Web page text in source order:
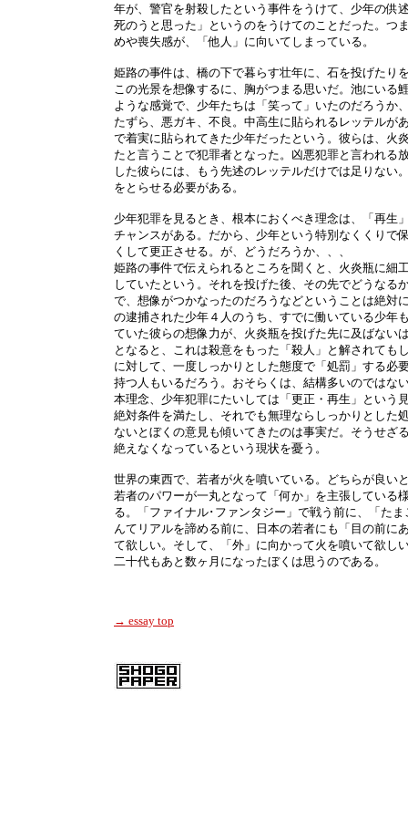
年が、警官を射殺したという事件をうけて、少年の供
死のうと思った」というのをうけてのことだった。つ
めや喪失感が、「他人」に向いてしまっている。
姫路の事件は、橋の下で暮らす壮年に、石を投げたり
この光景を想像するに、胸がつまる思いだ。池にいる
ような感覚で、少年たちは「笑って」いたのだろうか
たずら、悪ガキ、不良。中高生に貼られるレッテルが
で着実に貼られてきた少年だったという。彼らは、火
たと言うことで犯罪者となった。凶悪犯罪と言われる
した彼らには、もう先述のレッテルだけでは足りない
をとらせる必要がある。
少年犯罪を見るとき、根本におくべき理念は、「再生
チャンスがある。だから、少年という特別なくくりで
くして更正させる。が、どうだろうか、、、
姫路の事件で伝えられるところを聞くと、火炎瓶に細
していたという。それを投げた後、その先でどうなる
で、想像がつかなったのだろうなどということは絶対
の逮捕された少年４人のうち、すでに働いている少年
ていた彼らの想像力が、火炎瓶を投げた先に及ばない
となると、これは殺意をもった「殺人」と解されても
に対して、一度しっかりとした態度で「処罰」する必
持つ人もいるだろう。おそらくは、結構多いのではな
本理念、少年犯罪にたいしては「更正・再生」という
絶対条件を満たし、それでも無理ならしっかりとした
ないとぼくの意見も傾いてきたのは事実だ。そうせざ
絶えなくなっているという現状を憂う。
世界の東西で、若者が火を噴いている。どちらが良い
若者のパワーが一丸となって「何か」を主張している
る。「ファイナル･ファンタジー」で戦う前に、「た
んてリアルを諦める前に、日本の若者にも「目の前に
て欲しい。そして、「外」に向かって火を噴いて欲し
二十代もあと数ヶ月になったぼくは思うのである。
→ essay top